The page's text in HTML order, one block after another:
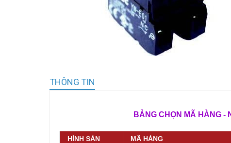
THÔNG TIN
BẢNG CHỌN MÃ HÀNG ​- NÚT
HÌNH SẢN
MÃ HÀNG